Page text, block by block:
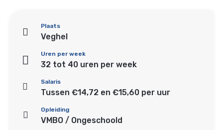
Plaats
Veghel
Uren per week
32 tot 40 uren per week
Salaris
Tussen €14,72 en €15,60 per uur
Opleiding
VMBO / Ongeschoold